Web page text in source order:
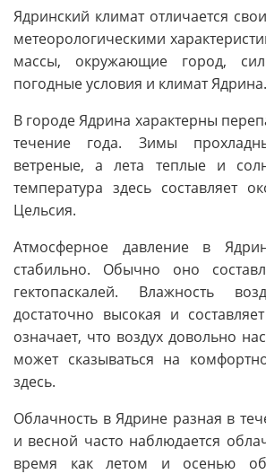
Ядринский климат отличается
метеорологическими
массы, окружающие город,
погодные условия и климат Ядрина.
В городе Ядрина характерны
течение года. Зимы
ветреные, а лета теплые и
температура здесь составляет
Цельсия.
Атмосферное давление в
стабильно. Обычно оно
гектопаскалей. Влажность
достаточно высокая и
означает, что воздух довольно
может сказываться на
здесь.
Облачность в Ядрине разная в
и весной часто наблюдается
время как летом и осенью